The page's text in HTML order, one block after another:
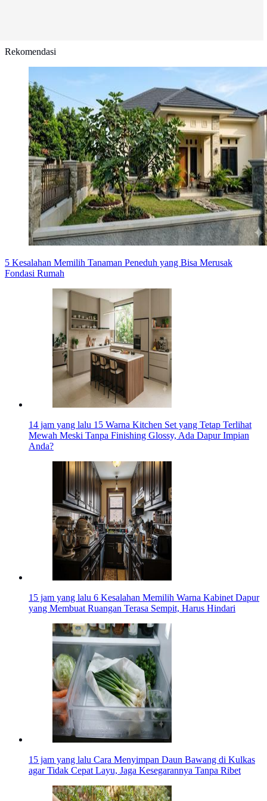
Rekomendasi
5 Kesalahan Memilih Tanaman Peneduh yang Bisa Merusak
Fondasi Rumah
14 jam yang lalu 15 Warna Kitchen Set yang Tetap Terlihat
Mewah Meski Tanpa Finishing Glossy, Ada Dapur Impian
Anda?
15 jam yang lalu 6 Kesalahan Memilih Warna Kabinet Dapur
yang Membuat Ruangan Terasa Sempit, Harus Hindari
15 jam yang lalu Cara Menyimpan Daun Bawang di Kulkas
agar Tidak Cepat Layu, Jaga Kesegarannya Tanpa Ribet